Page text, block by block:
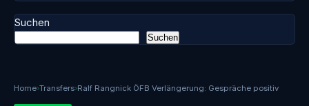
Home›Transfers›Ralf Rangnick ÖFB Verlängerung: Gespräche positiv
Suchen
Suchen